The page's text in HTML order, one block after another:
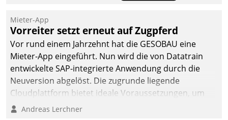
Die monatlichen
Mitteilungen zum
Heizungs- und
Wasserverbrauch gehen
automatisiert, vollständig
und auf Wunsch über
mehrere zuvor
Kommunikationswege bei
Mieter-App
Vorreiter setzt erneut auf Zugpferd
Vor rund einem Jahrzehnt hat die GESOBAU eine
Mieter-App eingeführt. Nun wird die von Datatrain
entwickelte SAP-integrierte Anwendung durch die
Neuversion abgelöst. Die zugrunde liegende
Cloudplattform bietet ideale Voraussetzungen, um
die Funktionalität der App zu erweitern und weitere
Andreas Lerchner